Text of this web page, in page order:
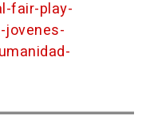
fair-play-
jovenes-